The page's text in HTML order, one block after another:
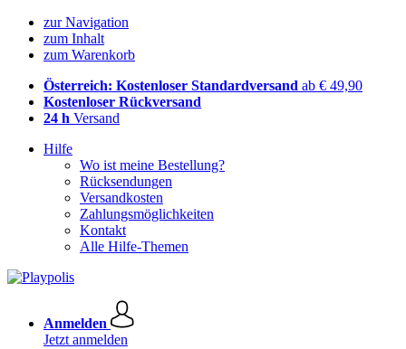
zur Navigation
zum Inhalt
zum Warenkorb
Österreich: Kostenloser Standardversand ab € 49,90
Kostenloser Rückversand
24 h Versand
Hilfe
Wo ist meine Bestellung?
Rücksendungen
Versandkosten
Zahlungsmöglichkeiten
Kontakt
Alle Hilfe-Themen
Anmelden
Jetzt anmelden